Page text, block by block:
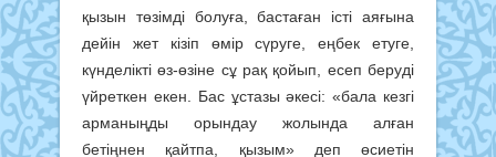
қызын төзімді болуға, бастаған істі аяғына
дейін жет кізіп өмір сүруге, еңбек етуге,
күнделікті өз-өзіне сұ рақ қойып, есеп беруді
үйреткен екен. Бас ұстазы әкесі: «бала кезгі
арманыңды орындау жолында алған
бетіңнен қайтпа, қызым» деп өсиетін